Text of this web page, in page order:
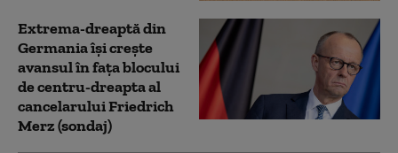
Extrema-dreaptă din
Germania îşi creşte
avansul în faţa blocului
de centru-dreapta al
cancelarului Friedrich
Merz (sondaj)